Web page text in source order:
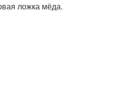
ложка мёда.